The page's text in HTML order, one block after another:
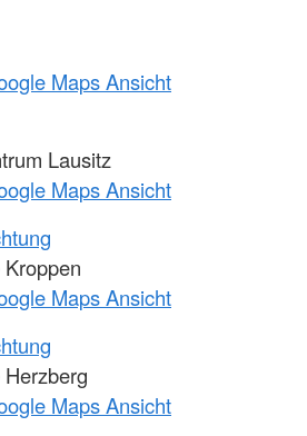
Maps Ansicht
Lausitz
Maps Ansicht
Kroppen
Maps Ansicht
Herzberg
Maps Ansicht